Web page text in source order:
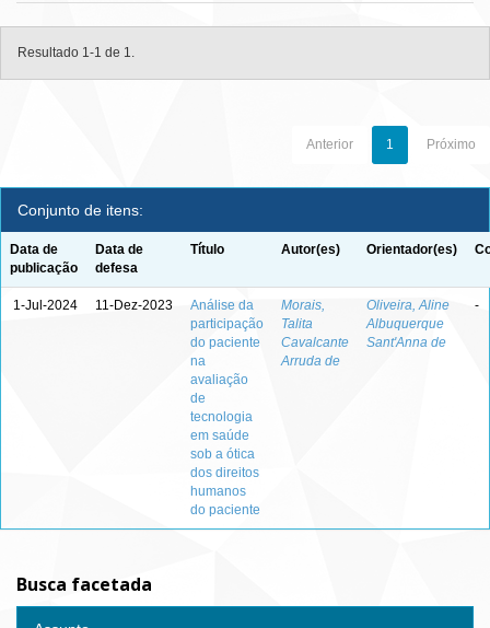
Resultado 1-1 de 1.
Anterior 1 Próximo
Conjunto de itens:
Data de
publicação
Data de
defesa
Título Autor(es) Orientador(es)
1-Jul-2024 11-Dez-2023
Análise da
participação
do paciente
na
avaliação
de
tecnologia
em saúde
sob a ótica
dos direitos
humanos
do paciente
Morais,
Talita
Cavalcante
Arruda de
Oliveira, Aline
Albuquerque
Sant'Anna de
-
Busca facetada